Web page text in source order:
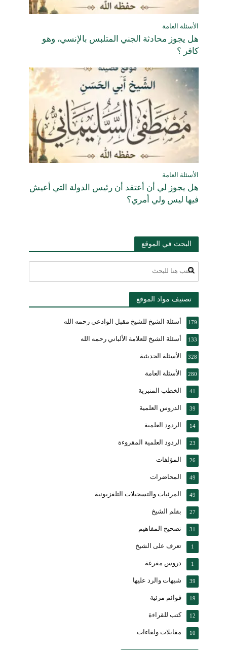
الأسئلة العامة
هل يجوز محادثة الجني المتلبس بالإنسي، وهو
كافر ؟
الأسئلة العامة
هل يجوز لي أن أعتقد أن رئيس الدولة التي أعيش
فيها ليس ولي أمري؟
البحث في الموقع
تصنيف مواد الموقع
أسئلة الشيخ للشيخ مقبل الوادعي رحمه الله 179
أسئلة الشيخ للعلامة الألباني رحمه الله 133
الأسئلة الحديثية 328
الأسئلة العامة 280
الخطب المنبرية 41
الدروس العلمية 39
الردود العلمية 14
الردود العلمية المقروءة 23
المؤلفات 26
المحاضرات 49
المرئيات والتسجيلات التلفزيونية 49
بقلم الشيخ 27
تصحيح المفاهيم 31
تعرف على الشيخ 1
دروس مفرغة 1
شبهات والرد عليها 39
قوائم مرئية 19
كتب للقراءة 12
مقابلات ولقاءات 10